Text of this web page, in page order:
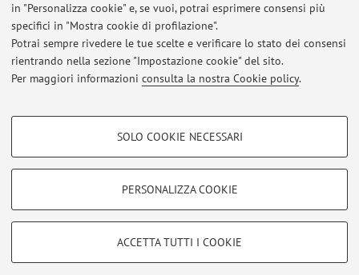
in "Personalizza cookie" e, se vuoi, potrai esprimere consensi più
specifici in "Mostra cookie di profilazione".
Potrai sempre rivedere le tue scelte e verificare lo stato dei consensi
rientrando nella sezione "Impostazione cookie" del sito.
Per maggiori informazioni consulta la nostra Cookie policy.
COOKIE DI PROFILAZIONE - FACOLTATIVI
COOKIE TECNICI - NECESSARI
Si tratta di cookie tecnici utilizzati, a titolo esemplificativo, per il corretto
SOLO COOKIE NECESSARI
PERSONALIZZA COOKIE
ACCETTA TUTTI I COOKIE
Ultimi avvisi
Al momento non sono presenti avvisi.
Area riservata
Accedi tramiteloginper gestire tutti i contenuti del sito.
Zamboni, 33 - 40126 Bologna - Partita IVA: 01131710376